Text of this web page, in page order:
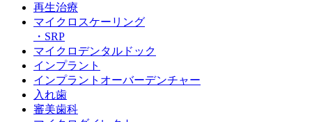
再生治療
マイクロスケーリング
・SRP
マイクロデンタルドック
インプラント
インプラントオーバーデンチャー
入れ歯
審美歯科